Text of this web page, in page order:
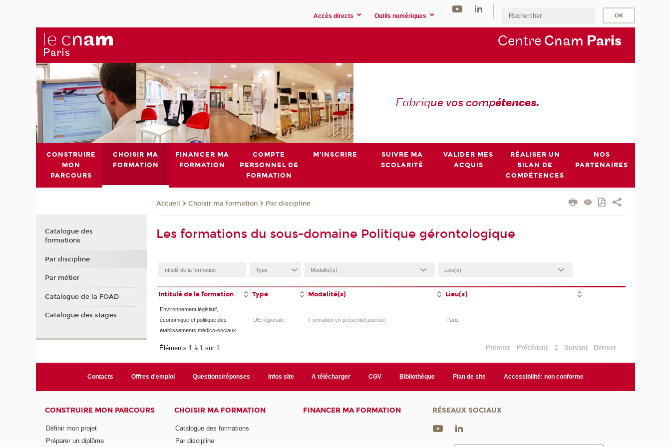
Accès directs Outils numériques
Centre Cnam Paris
Fabrique vos compétences.
CONSTRUIRE
MON
PARCOURS
CHOISIR MA
FORMATION
FINANCER MA
FORMATION
COMPTE
PERSONNEL DE
FORMATION
M'INSCRIRE
SUIVRE MA
SCOLARITÉ
VALIDER MES
ACQUIS
RÉALISER UN
BILAN DE
COMPÉTENCES
NOS
PARTENAIRES
Accueil Choisir ma formation Par discipline
Les formations du sous-domaine Politique gérontologique
Intitulé de la formation Type Modalité(s) Lieu(x)
Environnement législatif,
économique et politique des
établissements médico-sociaux
UE régionale Formation en présentiel journée Paris
Éléments 1 à 1 sur 1 Premier Précédent 1 Suivant Dernier
Catalogue des
formations
Par discipline
Par métier
Catalogue de la FOAD
Catalogue des stages
Contacts Offres d'emploi Questions/réponses Infos site A télécharger CGV Bibliothèque Plan de site Accessibilité: non conforme
CONSTRUIRE MON PARCOURS
Définir mon projet
Préparer un diplôme
CHOISIR MA FORMATION
Catalogue des formations
Par discipline
FINANCER MA FORMATION RÉSEAUX SOCIAUX